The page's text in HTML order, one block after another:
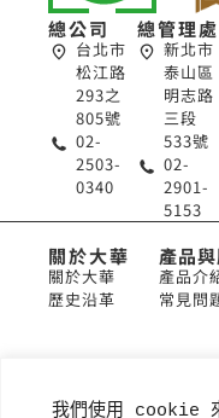
我們使用 cookie 來
總公司
台北市
松江路
293之
805號
02-
2503-
0340
總管理處
新北市
泰山區
明志路
三段
533號
02-
2901-
5153
關於大華
關於大華
歷史沿革
產品
產品介
常見問